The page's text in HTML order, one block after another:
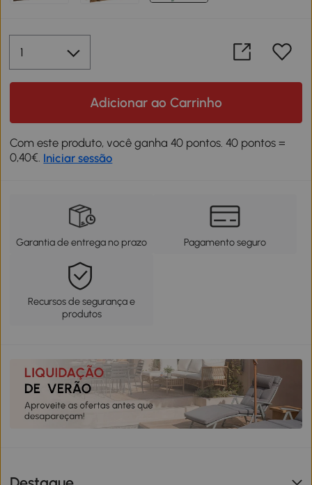
Adicionar ao Carrinho
Com este produto, você ganha 40 pontos. 40 pontos =
0,40€. Iniciar sessão
Garantia de entrega no prazo Pagamento seguro
Recursos de segurança e
produtos